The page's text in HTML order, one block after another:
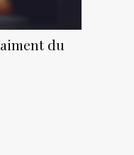
du